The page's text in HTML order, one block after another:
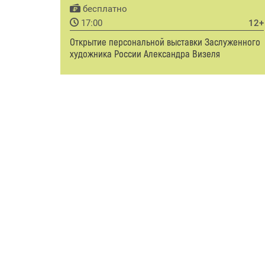
бесплатно
12+
17:00
Открытие персональной выставки Заслуженного
художника России Александра Визеля